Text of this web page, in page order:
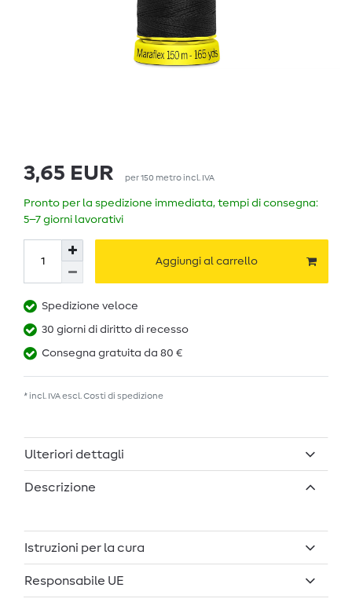
3,65 EUR per150 metro incl. IVA
Pronto per la spedizione immediata, tempi di consegna:
5–7 giorni lavorativi
Aggiungi al carrello
Spedizione veloce
30 giorni di diritto di recesso
Consegna gratuita da 80 €
* incl. IVA escl.Costi di spedizione
Ulteriori dettagli
Descrizione
Istruzioni per la cura
Responsabile UE